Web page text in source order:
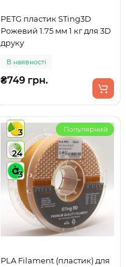
PETG пластик STing3D
Рожевий 1.75 мм 1 кг для 3D
друку
В наявності
₴749 грн.
3
24
3
Популярний
PLA Filament (пластик) для